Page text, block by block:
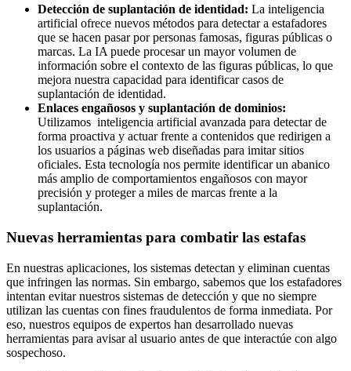
Detección de suplantación de identidad: La inteligencia
artificial ofrece nuevos métodos para detectar a estafadores
que se hacen pasar por personas famosas, figuras públicas o
marcas. La IA puede procesar un mayor volumen de
información sobre el contexto de las figuras públicas, lo que
mejora nuestra capacidad para identificar casos de
suplantación de identidad.
Enlaces engañosos y suplantación de dominios:
Utilizamos inteligencia artificial avanzada para detectar de
forma proactiva y actuar frente a contenidos que redirigen a
los usuarios a páginas web diseñadas para imitar sitios
oficiales. Esta tecnología nos permite identificar un abanico
más amplio de comportamientos engañosos con mayor
precisión y proteger a miles de marcas frente a la
suplantación.
Nuevas herramientas para combatir las estafas
En nuestras aplicaciones, los sistemas detectan y eliminan cuentas
que infringen las normas. Sin embargo, sabemos que los estafadores
intentan evitar nuestros sistemas de detección y que no siempre
utilizan las cuentas con fines fraudulentos de forma inmediata. Por
eso, nuestros equipos de expertos han desarrollado nuevas
herramientas para avisar al usuario antes de que interactúe con algo
sospechoso.